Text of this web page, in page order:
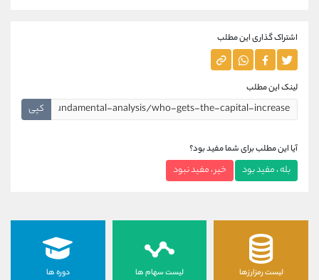
اشتراک گذاری این مطلب
لینک این مطلب
کپی
آیا این مطلب برای شما مفید بود؟
بله ، مفید بود خیر ، مفید نبود
لیست رمزارزها لیست سهام ها دوره ها